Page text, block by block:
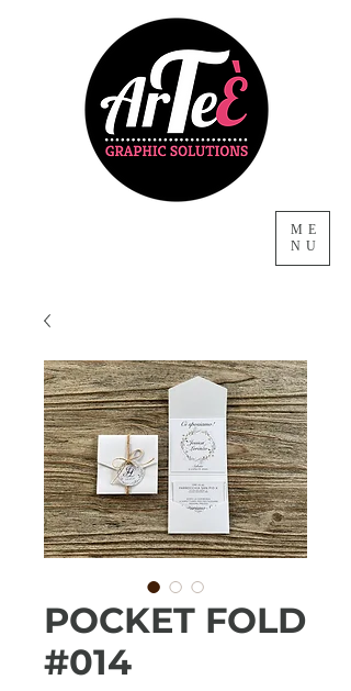
ME
NU
POCKET FOLD
#014